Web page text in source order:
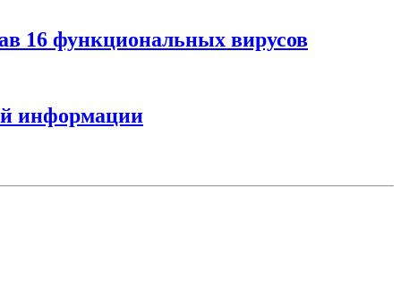
16 функциональных вирусов
информации